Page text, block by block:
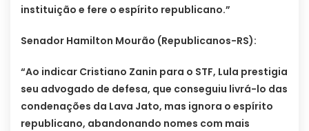
instituição e fere o espírito republicano.”
Senador Hamilton Mourão (Republicanos-RS):
“Ao indicar Cristiano Zanin para o STF, Lula prestigia
seu advogado de defesa, que conseguiu livrá-lo das
condenações da Lava Jato, mas ignora o espírito
republicano, abandonando nomes com mais